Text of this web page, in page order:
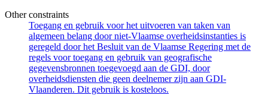
Other constraints
Toegang en gebruik voor het uitvoeren van taken van
algemeen belang door niet-Vlaamse overheidsinstanties is
geregeld door het Besluit van de Vlaamse Regering met de
regels voor toegang en gebruik van geografische
gegevensbronnen toegevoegd aan de GDI, door
overheidsdiensten die geen deelnemer zijn aan GDI-
Vlaanderen. Dit gebruik is kosteloos.